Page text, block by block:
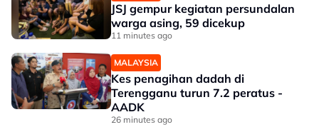
JSJ gempur kegiatan persundalan
warga asing, 59 dicekup
11 minutes ago
MALAYSIA
Kes penagihan dadah di
Terengganu turun 7.2 peratus -
AADK
26 minutes ago